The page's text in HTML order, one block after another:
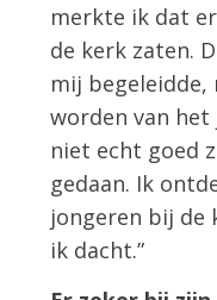
merkte ik dat
de kerk zaten.
mij
worden van
niet echt goed
gedaan. Ik
jongeren bij de
ik dacht.”